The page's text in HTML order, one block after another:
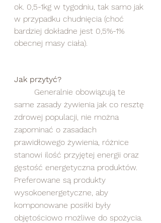
ok. 0,5-1kg w tygodniu, tak samo jak
w przypadku chudnięcia (choć
bardziej dokładne jest 0,5%-1%
obecnej masy ciała).
Jak przytyć?
same zasady żywienia jak co resztę
zdrowej populacji, nie można
zapominać o zasadach
prawidłowego żywienia, różnice
stanowi ilość przyjętej energii oraz
gęstość energetyczna produktów.
Preferowane są produkty
wysokoenergetyczne, aby
komponowane posiłki były
objętościowo możliwe do spożycia.